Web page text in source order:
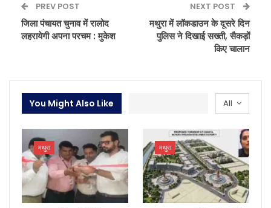
PREV POST
जिला पंचायत चुनाव में रालोद
लहरायेगी अपना परचम : मुकेश
NEXT POST
मथुरा में लॉकडाउन के दूसरे दिन
पुलिस ने दिखाई सख्ती, सैकड़ों
किए चालान
All
You Might Also Like
मथुरा मथुरा